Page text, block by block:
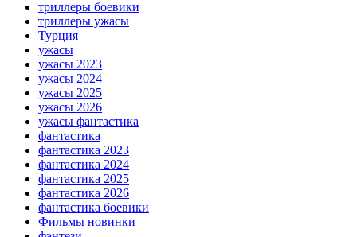
триллеры боевики
триллеры ужасы
Турция
ужасы
ужасы 2023
ужасы 2024
ужасы 2025
ужасы 2026
ужасы фантастика
фантастика
фантастика 2023
фантастика 2024
фантастика 2025
фантастика 2026
фантастика боевики
Фильмы новинки